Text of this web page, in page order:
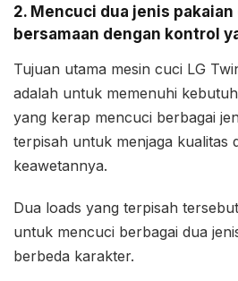
2. Mencuci dua jenis pakaian
bersamaan dengan kontrol
Tujuan utama mesin cuci LG
adalah untuk memenuhi
yang kerap mencuci berbagai
terpisah untuk menjaga kualitas
keawetannya.
Dua loads yang terpisah
untuk mencuci berbagai dua
berbeda karakter.